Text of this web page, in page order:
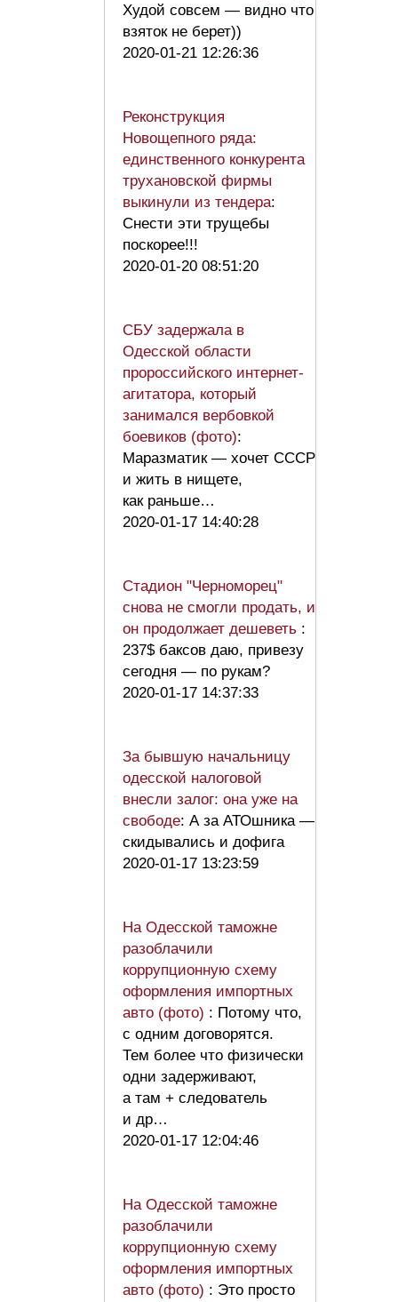
Худой совсем — видно что
взяток не берет))
2020-01-21 12:26:36
Реконструкция
Новощепного ряда:
единственного конкурента
трухановской фирмы
выкинули из тендера:
Снести эти трущебы
поскорее!!!
2020-01-20 08:51:20
СБУ задержала в
Одесской области
пророссийского интернет-
агитатора, который
занимался вербовкой
боевиков (фото):
Маразматик — хочет СССР
и жить в нищете,
как раньше…
2020-01-17 14:40:28
Стадион "Черноморец"
снова не смогли продать, и
он продолжает дешеветь :
237$ баксов даю, привезу
сегодня — по рукам?
2020-01-17 14:37:33
За бывшую начальницу
одесской налоговой
внесли залог: она уже на
свободе: А за АТОшника —
скидывались и дофига
2020-01-17 13:23:59
На Одесской таможне
разоблачили
коррупционную схему
оформления импортных
авто (фото) : Потому что,
с одним договорятся.
Тем более что физически
одни задерживают,
а там + следователь
и др…
2020-01-17 12:04:46
На Одесской таможне
разоблачили
коррупционную схему
оформления импортных
авто (фото) : Это просто